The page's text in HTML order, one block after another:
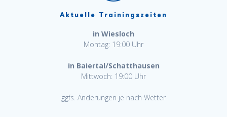
Aktuelle Trainingszeiten
in Wiesloch
Montag: 19:00 Uhr
in Baiertal/Schatthausen
Mittwoch: 19:00 Uhr
ggfs. Änderungen je nach Wetter